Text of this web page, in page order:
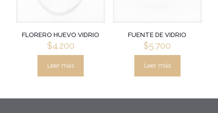
FLORERO HUEVO VIDRIO
$4.200
Leer más
FUENTE DE VIDRIO
$5.700
Leer más